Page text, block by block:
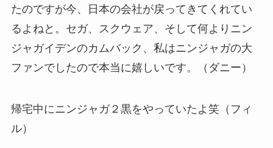
たのですが今、日本の会社が戻ってきてくれてい
るよねと。セガ、スクウェア、そして何よりニン
ジャガイデンのカムバック、私はニンジャガの大
ファンでしたので本当に嬉しいです。（ダニー）
帰宅中にニンジャガ２黒をやっていたよ笑（フィ
ル）